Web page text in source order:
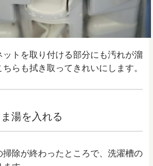
ットを取り付ける部分にも汚れが溜
らも拭き取ってきれいにします。
湯を入れる
掃除が終わったところで、洗濯槽の